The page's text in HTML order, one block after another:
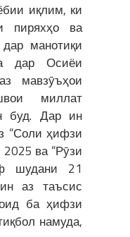
иқлим, ки
пиряхҳо ва
манотиқи
дар Осиёи
мавзӯъҳои
миллат
буд. Дар ин
“Соли ҳифзи
ва “Рӯзи
шудани 21
аз таъсис
ба ҳифзи
намуда,